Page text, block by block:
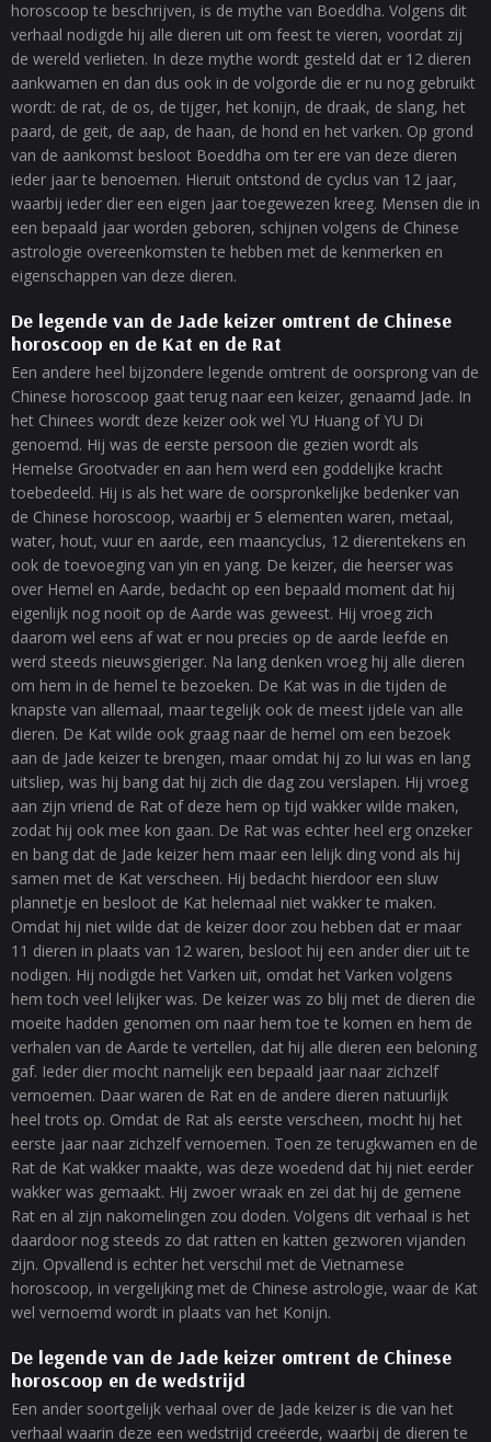
horoscoop te beschrijven, is de mythe van Boeddha. Volgens dit
verhaal nodigde hij alle dieren uit om feest te vieren, voordat zij
de wereld verlieten. In deze mythe wordt gesteld dat er 12 dieren
aankwamen en dan dus ook in de volgorde die er nu nog gebruikt
wordt: de rat, de os, de tijger, het konijn, de draak, de slang, het
paard, de geit, de aap, de haan, de hond en het varken. Op grond
van de aankomst besloot Boeddha om ter ere van deze dieren
ieder jaar te benoemen. Hieruit ontstond de cyclus van 12 jaar,
waarbij ieder dier een eigen jaar toegewezen kreeg. Mensen die in
een bepaald jaar worden geboren, schijnen volgens de Chinese
astrologie overeenkomsten te hebben met de kenmerken en
eigenschappen van deze dieren.
De legende van de Jade keizer omtrent de Chinese
horoscoop en de Kat en de Rat
Een andere heel bijzondere legende omtrent de oorsprong van de
Chinese horoscoop gaat terug naar een keizer, genaamd Jade. In
het Chinees wordt deze keizer ook wel YU Huang of YU Di
genoemd. Hij was de eerste persoon die gezien wordt als
Hemelse Grootvader en aan hem werd een goddelijke kracht
toebedeeld. Hij is als het ware de oorspronkelijke bedenker van
de Chinese horoscoop, waarbij er 5 elementen waren, metaal,
water, hout, vuur en aarde, een maancyclus, 12 dierentekens en
ook de toevoeging van yin en yang. De keizer, die heerser was
over Hemel en Aarde, bedacht op een bepaald moment dat hij
eigenlijk nog nooit op de Aarde was geweest. Hij vroeg zich
daarom wel eens af wat er nou precies op de aarde leefde en
werd steeds nieuwsgieriger. Na lang denken vroeg hij alle dieren
om hem in de hemel te bezoeken. De Kat was in die tijden de
knapste van allemaal, maar tegelijk ook de meest ijdele van alle
dieren. De Kat wilde ook graag naar de hemel om een bezoek
aan de Jade keizer te brengen, maar omdat hij zo lui was en lang
uitsliep, was hij bang dat hij zich die dag zou verslapen. Hij vroeg
aan zijn vriend de Rat of deze hem op tijd wakker wilde maken,
zodat hij ook mee kon gaan. De Rat was echter heel erg onzeker
en bang dat de Jade keizer hem maar een lelijk ding vond als hij
samen met de Kat verscheen. Hij bedacht hierdoor een sluw
plannetje en besloot de Kat helemaal niet wakker te maken.
Omdat hij niet wilde dat de keizer door zou hebben dat er maar
11 dieren in plaats van 12 waren, besloot hij een ander dier uit te
nodigen. Hij nodigde het Varken uit, omdat het Varken volgens
hem toch veel lelijker was. De keizer was zo blij met de dieren die
moeite hadden genomen om naar hem toe te komen en hem de
verhalen van de Aarde te vertellen, dat hij alle dieren een beloning
gaf. Ieder dier mocht namelijk een bepaald jaar naar zichzelf
vernoemen. Daar waren de Rat en de andere dieren natuurlijk
heel trots op. Omdat de Rat als eerste verscheen, mocht hij het
eerste jaar naar zichzelf vernoemen. Toen ze terugkwamen en de
Rat de Kat wakker maakte, was deze woedend dat hij niet eerder
wakker was gemaakt. Hij zwoer wraak en zei dat hij de gemene
Rat en al zijn nakomelingen zou doden. Volgens dit verhaal is het
daardoor nog steeds zo dat ratten en katten gezworen vijanden
zijn. Opvallend is echter het verschil met de Vietnamese
horoscoop, in vergelijking met de Chinese astrologie, waar de Kat
wel vernoemd wordt in plaats van het Konijn.
De legende van de Jade keizer omtrent de Chinese
horoscoop en de wedstrijd
Een ander soortgelijk verhaal over de Jade keizer is die van het
verhaal waarin deze een wedstrijd creëerde, waarbij de dieren te